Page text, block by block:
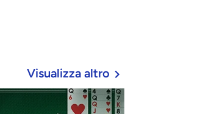
Visualizza altro